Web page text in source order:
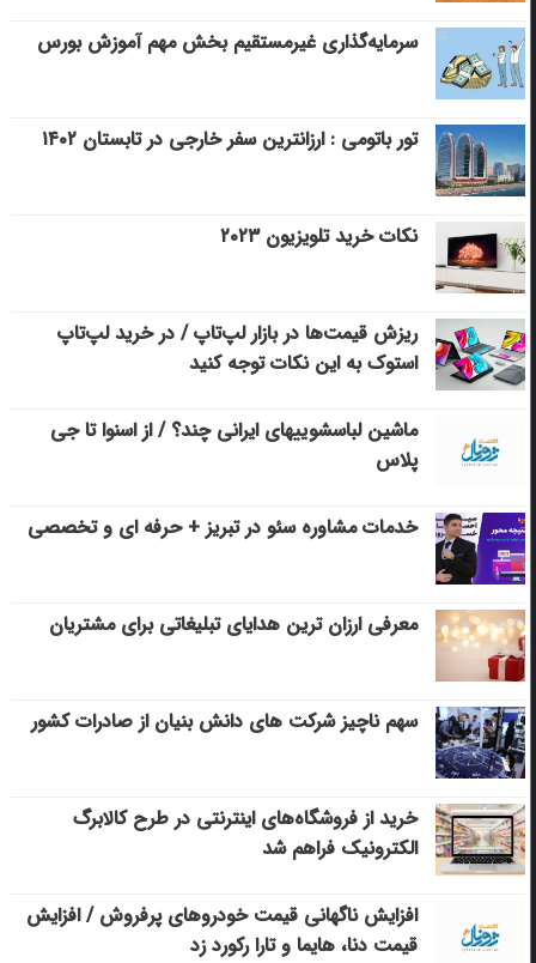
سرمایه‌گذاری غیرمستقیم بخش مهم آموزش بورس
تور باتومی : ارزانترین سفر خارجی در تابستان ۱۴۰۲
نکات خرید تلویزیون ۲۰۲۳
ریزش قیمت‌ها در بازار لپ‌تاپ / در خرید لپ‌تاپ
استوک به این نکات توجه کنید
ماشین لباسشویی‎های ایرانی چند؟ / از اسنوا تا جی
پلاس
خدمات مشاوره سئو در تبریز + حرفه ای و تخصصی
معرفی ارزان ترین هدایای تبلیغاتی برای مشتریان
سهم ناچیز شرکت های دانش بنیان از صادرات کشور
خرید از فروشگاه‌های اینترنتی در طرح کالابرگ
الکترونیک فراهم شد
افزایش ناگهانی قیمت خودروهای پرفروش / افزایش
قیمت دنا، هایما و تارا رکورد زد